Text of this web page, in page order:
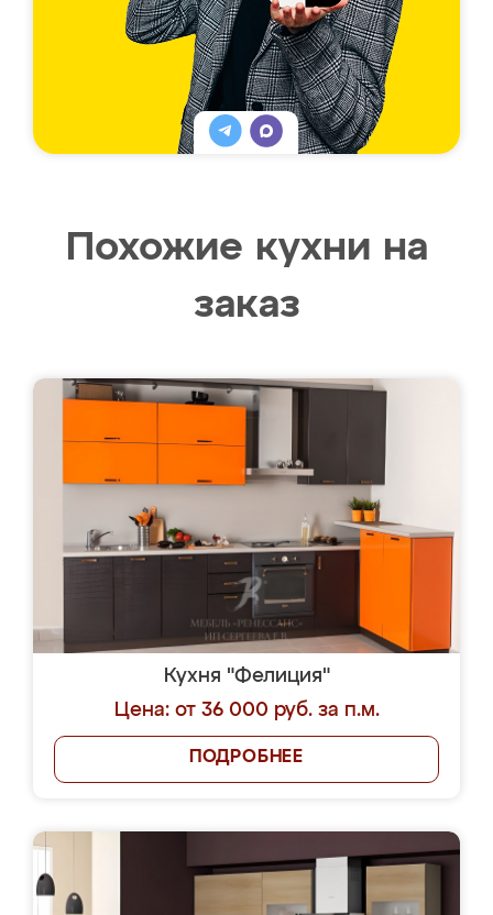
Похожие кухни на
заказ
Кухня "Фелиция"
Цена: от 36 000 руб. за п.м.
ПОДРОБНЕЕ